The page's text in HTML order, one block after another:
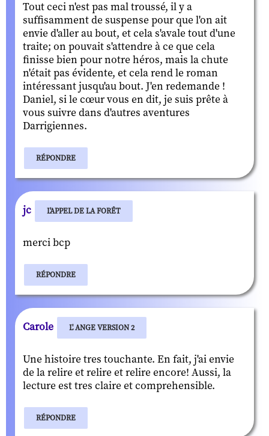
Tout ceci n'est pas mal troussé, il y a
suffisamment de suspense pour que l'on ait
envie d'aller au bout, et cela s'avale tout d'une
traite; on pouvait s'attendre à ce que cela
finisse bien pour notre héros, mais la chute
n'était pas évidente, et cela rend le roman
intéressant jusqu'au bout. J'en redemande !
Daniel, si le cœur vous en dit, je suis prête à
vous suivre dans d'autres aventures
Darrigiennes.
RÉPONDRE
jc L'APPEL DE LA FORÊT
merci bcp
RÉPONDRE
Carole L' ANGE VERSION 2
Une histoire tres touchante. En fait, j'ai envie
de la relire et relire et relire encore! Aussi, la
lecture est tres claire et comprehensible.
RÉPONDRE